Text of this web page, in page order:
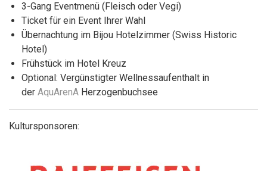
3-Gang Eventmenü (Fleisch oder Vegi)
Ticket für ein Event Ihrer Wahl
Übernachtung im Bijou Hotelzimmer (Swiss Historic
Hotel)
Frühstück im Hotel Kreuz
Optional: Vergünstigter Wellnessaufenthalt in
der AquArenAHerzogenbuchsee
Kultursponsoren: